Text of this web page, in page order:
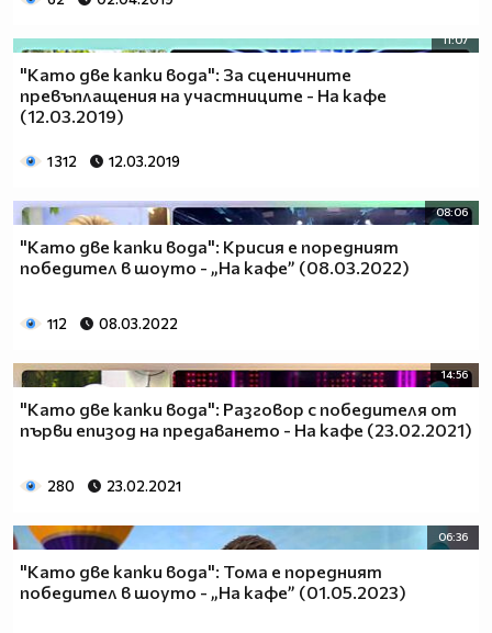
11:07
"Като две капки вода": За сценичните
превъплащения на участниците - На кафе
(12.03.2019)
1 312 12.03.2019
08:06
"Като две капки вода": Крисия е поредният
победител в шоуто - „На кафе” (08.03.2022)
112 08.03.2022
14:56
"Като две капки вода": Разговор с победителя от
първи епизод на предаването - На кафе (23.02.2021)
280 23.02.2021
06:36
"Като две капки вода": Тома е поредният
победител в шоуто - „На кафе” (01.05.2023)